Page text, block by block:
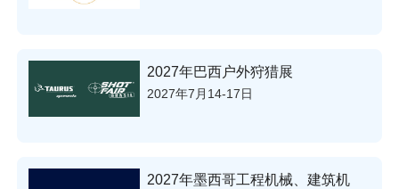
2027年巴西户外狩猎展
2027年7月14-17日
2027年墨西哥工程机械、建筑机